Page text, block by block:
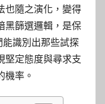
也隨之演化，變得
黑篩選邏輯，是保
識別出那些試探
堅定態度與尋求支
機率。